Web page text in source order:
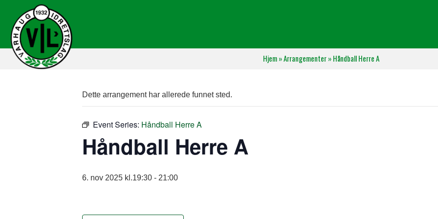
Hjem»Arrangementer»Håndball Herre A
Dette arrangement har allerede funnet sted.
Event Series: Håndball Herre A
Håndball Herre A
6. nov 2025 kl.19:30 - 21:00